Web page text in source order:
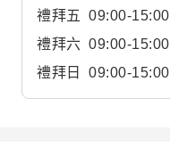
禮拜五
09:00-15:00
禮拜六 09:00-15:00
禮拜日
09:00-15:00